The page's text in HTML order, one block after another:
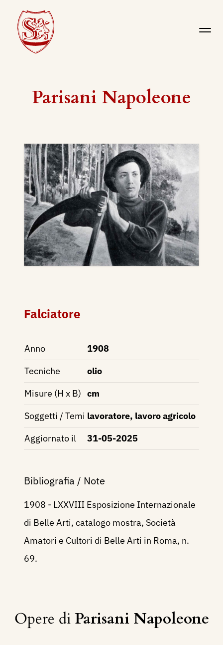
Parisani Napoleone
Falciatore
Anno
1908
Tecniche
olio
Misure (H x B) cm
Soggetti / Temi lavoratore, lavoro agricolo
Aggiornato il
31-05-2025
Bibliografia / Note
1908 - LXXVIII Esposizione Internazionale
di Belle Arti, catalogo mostra, Società
Amatori e Cultori di Belle Arti in Roma, n.
69.
Opere diParisani Napoleone